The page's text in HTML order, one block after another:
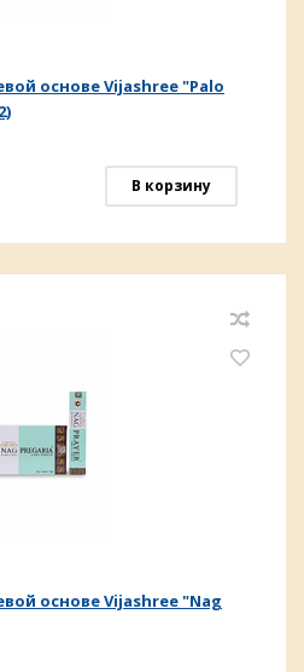
основе Vijashree "Palo
В корзину
основе Vijashree "Nag